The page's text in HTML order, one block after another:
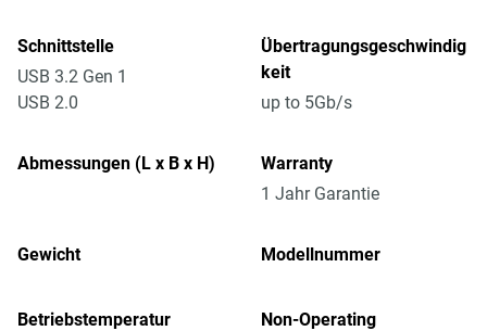
Schnittstelle
USB 3.2 Gen 1
USB 2.0
Übertragungsgeschwindig
keit
up to 5Gb/s
Abmessungen (L x B x H)
Warranty
1 Jahr Garantie
Gewicht Modellnummer
Betriebstemperatur
Non-Operating